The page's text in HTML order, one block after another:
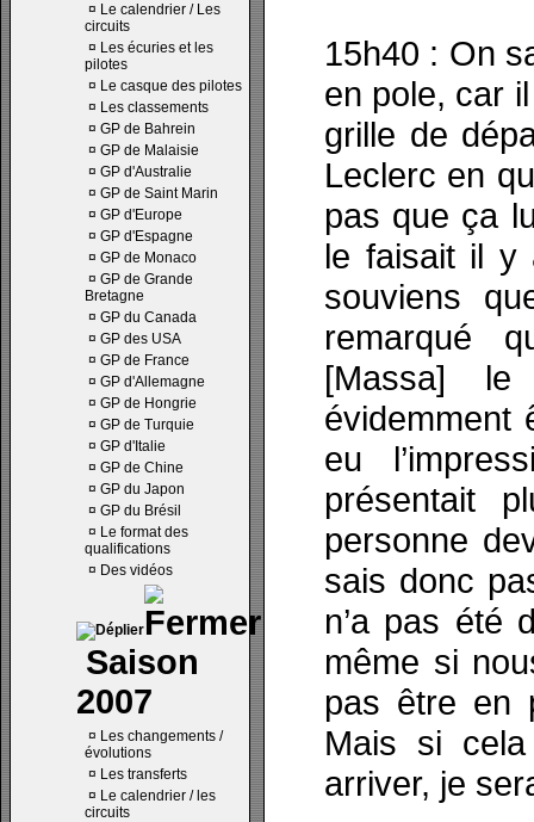
¤ Le calendrier / Les
circuits
¤ Les écuries et les
pilotes
¤ Le casque des pilotes
¤ Les classements
¤ GP de Bahrein
¤ GP de Malaisie
¤ GP d'Australie
¤ GP de Saint Marin
¤ GP d'Europe
¤ GP d'Espagne
¤ GP de Monaco
¤ GP de Grande
Bretagne
¤ GP du Canada
¤ GP des USA
¤ GP de France
¤ GP d'Allemagne
¤ GP de Hongrie
¤ GP de Turquie
¤ GP d'Italie
¤ GP de Chine
¤ GP du Japon
¤ GP du Brésil
¤ Le format des
qualifications
¤ Des vidéos
Saison
2007
¤ Les changements /
évolutions
¤ Les transferts
¤ Le calendrier / les
circuits
15h40 : On
en pole, car
grille de
Leclerc en
pas que ça
le faisait il y
souviens
remarqué
[Massa] le
évidemment
eu
présentait
personne
sais donc
n’a pas été
même si
pas être en
Mais si
arriver, je